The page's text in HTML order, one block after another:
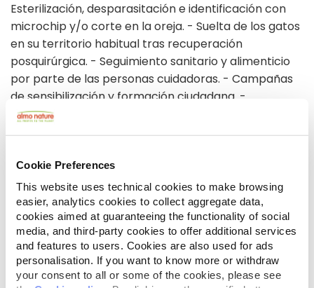
Cookie Preferences
This website uses technical cookies to make browsing
easier, analytics cookies to collect aggregate data,
cookies aimed at guaranteeing the functionality of social
media, and third-party cookies to offer additional services
and features to users. Cookies are also used for ads
personalisation. If you want to know more or withdraw
your consent to all or some of the cookies, please see
Esterilización, desparasitación e identificación con
microchip y/o corte en la oreja. - Suelta de los gatos
en su territorio habitual tras recuperación
posquirúrgica. - Seguimiento sanitario y alimenticio
por parte de las personas cuidadoras. - Campañas
de sensibilización y formación ciudadana. -
Colaboración con clínicas veterinarias, entidades
públicas y asociaciones. - Gestión de adopciones.
SAMENVATTING VAN DE BELANGRIJKSTE
VERWACHTE RESULTATEN:
- Reducir progresivamente la población de gatos en
Pasaia. - Alcanzar un mínimo de 80% de
esterilización en las colonias registradas en un plazo
de 12-18 meses. - Identificar y registrar al menos el
90% de las colonias del municipio durante el primer